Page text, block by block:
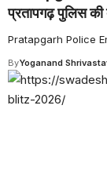
प्रतापगढ़ पुलिस की
Pratapgarh Police
ByYoganand